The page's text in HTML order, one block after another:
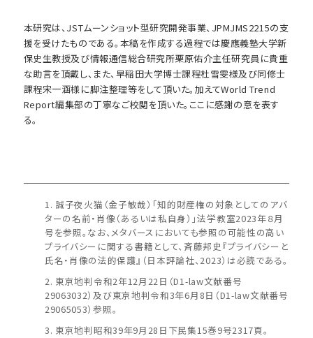
本研究は、JSTムーンショット型研究開発事業、JPMJMS2215の支
援を受けたものである。本稿を作成する過程では慶應義塾大学新
保史生教授及び情報通信総合研究所栗原佑介主任研究員に貴重
な助言を頂戴し、また、早稲田大学博士課程杜雪雯様及び同修士
課程宋一涵様に脚注整理等をして頂いた。加えてWorld Trend
Report編集部の丁寧なご校閲を頂いた。ここに感謝の意を表す
る。
誠子夜火猫（金子敏哉）「知的財産権の対象としてのアバ
ターの名前・肖像（あるいは私自身）」法学教室2023年８月
号を参照。なお、メタバースにおいても参照の可能性の高い
プライバシーに関する書籍として、斉藤邦史『プライバシーと
氏名・肖像の法的保護』（日本評論社、2023）は必読である。
東京地判令和2年12月22日（D1-law文献番号
29063032）及び東京地判令和3年6月8日（D1-law文献番号
29065053）参照。
東京地判昭和39年9月28日下民集15巻9号2317頁。